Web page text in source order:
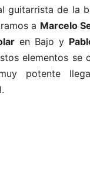
guitarrista de la
a Marcelo
en Bajo y
elementos se
potente